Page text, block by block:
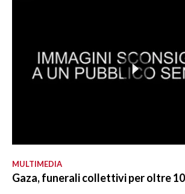
MULTIMEDIA
Gaza, funerali collettivi per oltre